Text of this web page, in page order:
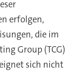
erfolgen,
die im
Group (TCG)
sich nicht